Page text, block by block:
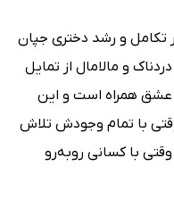
و رشد دختری جپان
و مالامال از تمایل
عشق همراه است و این
با تمام وجودش تلاش
با کسانی روبه‌رو